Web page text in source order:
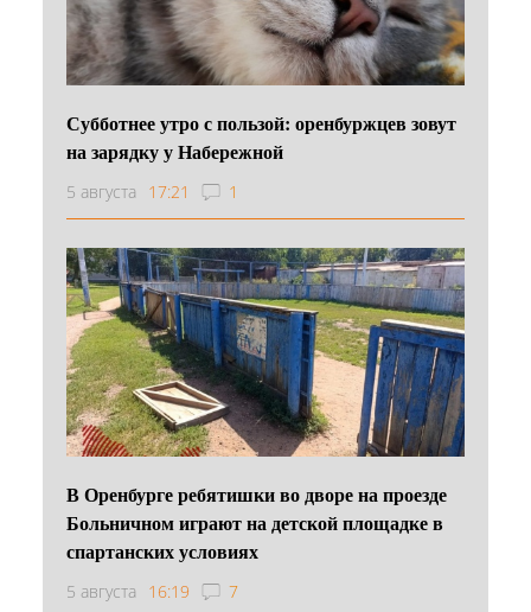
Субботнее утро с пользой: оренбуржцев зовут
на зарядку у Набережной
5 августа 17:21 1
В Оренбурге ребятишки во дворе на проезде
Больничном играют на детской площадке в
спартанских условиях
5 августа 16:19 7